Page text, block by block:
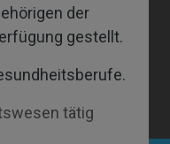
der
gestellt.
tätig